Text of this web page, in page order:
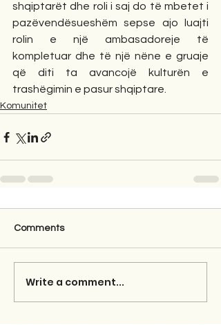
shqiptarët dhe roli i saj do të mbetet i
pazëvendësueshëm sepse ajo luajti
rolin e një ambasadoreje të
kompletuar dhe të një nëne e gruaje
që diti ta avancojë kulturën e
trashëgimin e pasur shqiptare.
Komunitet
Comments
Write a comment...